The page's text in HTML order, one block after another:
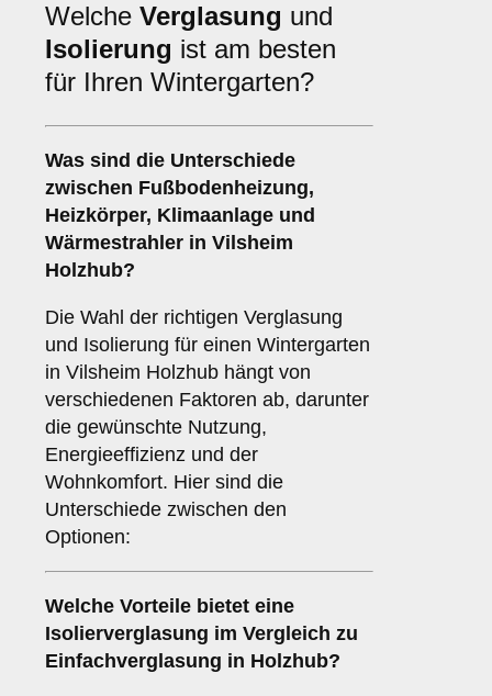
Welche Verglasung und
Isolierung ist am besten
für Ihren Wintergarten?
Was sind die Unterschiede
zwischen Fußbodenheizung,
Heizkörper, Klimaanlage und
Wärmestrahler in Vilsheim
Holzhub?
Die Wahl der richtigen Verglasung
und Isolierung für einen Wintergarten
in Vilsheim Holzhub hängt von
verschiedenen Faktoren ab, darunter
die gewünschte Nutzung,
Energieeffizienz und der
Wohnkomfort. Hier sind die
Unterschiede zwischen den
Optionen:
Welche Vorteile bietet eine
Isolierverglasung im Vergleich zu
Einfachverglasung in Holzhub?